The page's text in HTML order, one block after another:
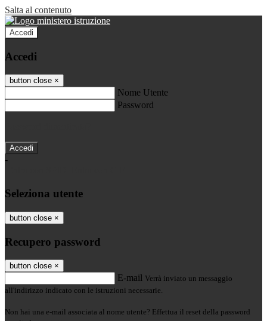
Salta al contenuto
Accedi
Accedi
button close ×
Nome Utente
Password
-
Seleziona utente
button close ×
Recupero password
button close ×
E-mail Verrà inviato un messaggio
all'indirizzo indicato con le istruzioni necessarie.
Non hai una e-mail associata al nome utente? Effettua il reset della password